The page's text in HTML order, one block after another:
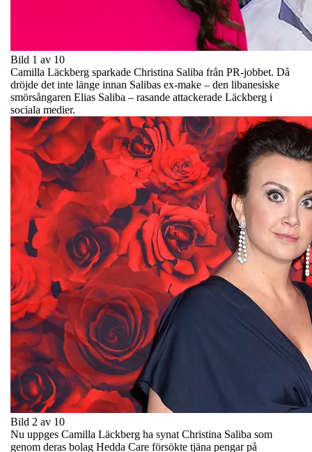
Bild 1 av 10
Camilla Läckberg sparkade Christina Saliba från PR-jobbet. Då
dröjde det inte länge innan Salibas ex-make – den libanesiske
smörsångaren Elias Saliba – rasande attackerade Läckberg i
sociala medier.
Bild 2 av 10
Nu uppges Camilla Läckberg ha synat Christina Saliba som
genom deras bolag Hedda Care försökte tjäna pengar på